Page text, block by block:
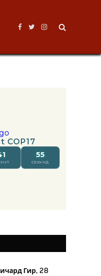
Facebook
TwitterInstagram
Гир, 28